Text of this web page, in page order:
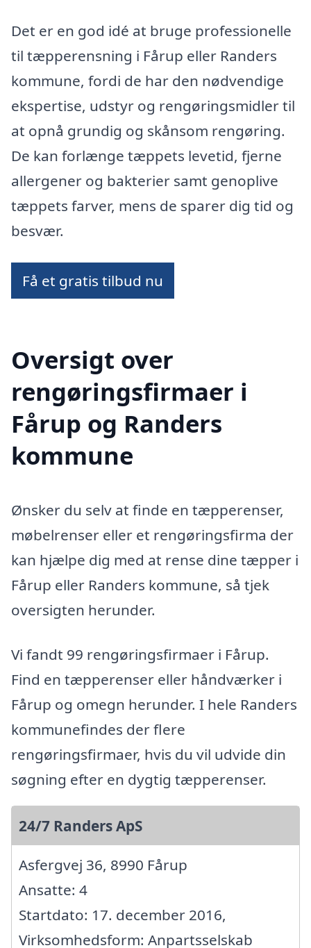
Det er en god idé at bruge professionelle
til tæpperensning i Fårup eller Randers
kommune, fordi de har den nødvendige
ekspertise, udstyr og rengøringsmidler til
at opnå grundig og skånsom rengøring.
De kan forlænge tæppets levetid, fjerne
allergener og bakterier samt genoplive
tæppets farver, mens de sparer dig tid og
besvær.
Få et gratis tilbud nu
Oversigt over
rengøringsfirmaer i
Fårup og Randers
kommune
Ønsker du selv at finde en tæpperenser,
møbelrenser eller et rengøringsfirma der
kan hjælpe dig med at rense dine tæpper i
Fårup eller Randers kommune, så tjek
oversigten herunder.
Vi fandt 99 rengøringsfirmaer i Fårup.
Find en tæpperenser eller håndværker i
Fårup og omegn herunder. I hele Randers
kommunefindes der flere
rengøringsfirmaer, hvis du vil udvide din
søgning efter en dygtig tæpperenser.
24/7 Randers ApS
Asfergvej 36, 8990 Fårup
Ansatte: 4
Startdato: 17. december 2016,
Virksomhedsform: Anpartsselskab